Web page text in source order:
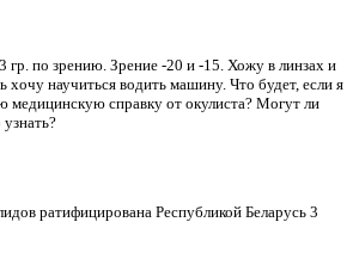
гр. по зрению. Зрение -20 и -15. Хожу в линзах и
научиться водить машину. Что будет, если я
медицинскую справку от окулиста? Могут ли
ратифицирована Республикой Беларусь 3